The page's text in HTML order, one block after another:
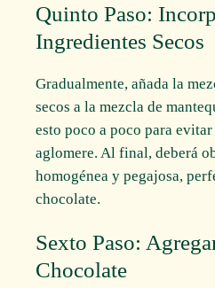
Quinto Paso:
Ingredientes Secos
Gradualmente, añada la
secos a la mezcla de
esto poco a poco para
aglomere. Al final, deberá
homogénea y pegajosa,
chocolate.
Sexto Paso:
Chocolate